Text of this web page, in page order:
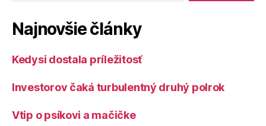
Najnovšie články
Kedysi dostala príležitosť
Investorov čaká turbulentný druhý polrok
Vtip o psíkovi a mačičke